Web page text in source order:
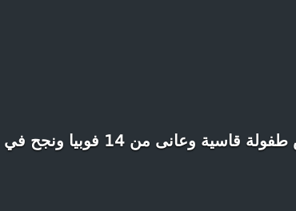
في التخلص منها بدون الاستعانة بطبيب نفسي